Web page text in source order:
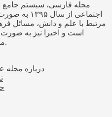
مجله فارسی، سیستم جامع
اجتماعی از
مرتبط با علم و دانش، مسائل
است و اخیرا نیز به
مقالات این حوزه‌ها فعالیت می کند.
درباره